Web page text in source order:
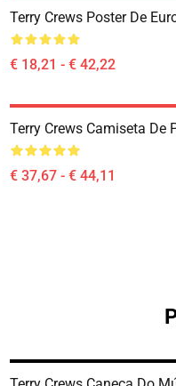
Terry Crews Poster De
€ 18,21 - € 42,22
Terry Crews Camiseta De
€ 37,67 - € 44,11